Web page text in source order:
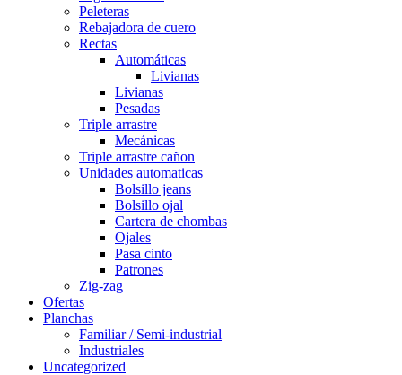
Peleteras
Rebajadora de cuero
Rectas
Automáticas
Livianas
Livianas
Pesadas
Triple arrastre
Mecánicas
Triple arrastre cañon
Unidades automaticas
Bolsillo jeans
Bolsillo ojal
Cartera de chombas
Ojales
Pasa cinto
Patrones
Zig-zag
Ofertas
Planchas
Familiar / Semi-industrial
Industriales
Uncategorized